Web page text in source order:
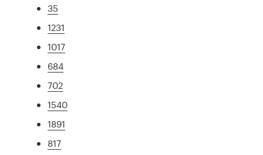
35
1231
1017
684
702
1540
1891
817